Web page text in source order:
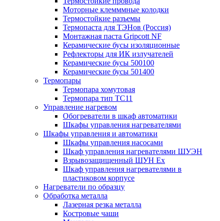
Моторные клемммные колодки
Термостойкие разъемы
Термопаста для ТЭНов (Россия)
Монтажная паста Gripcott NF
Керамические бусы изоляционные
Рефлекторы для ИК излучателей
Керамические бусы 500100
Керамические бусы 501400
Термопары
Термопара хомутовая
Термопара тип TC11
Управление нагревом
Обогреватели в шкаф автоматики
Шкафы управления нагревателями
Шкафы управления и автоматики
Шкафы управления насосами
Шкаф управления нагревателями ШУЭН
Взрывозащищенный ШУН Ex
Шкаф управления нагревателями в
пластиковом корпусе
Нагреватели по образцу
Обработка металла
Лазерная резка металла
Костровые чаши